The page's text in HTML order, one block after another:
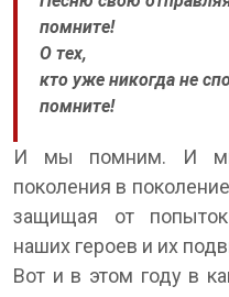
помните!
О тех,
кто уже никогда не
помните!
И мы помним. И
поколения в
защищая от
наших героев и их
Вот и в этом году в